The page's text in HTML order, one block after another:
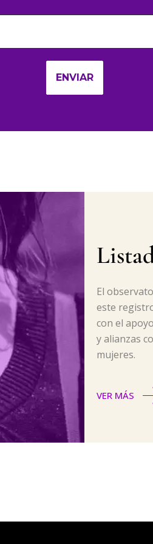
El
este
con el
y alianzas
mujeres.
VER MÁS